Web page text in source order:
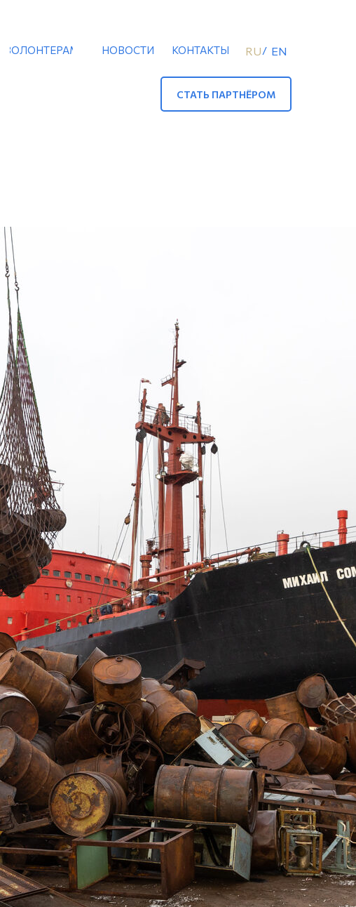
СТАТЬ ПАРТНЁРОМ
ВОЛОНТЕРАМ RU EN
/
НОВОСТИ КОНТАКТЫ